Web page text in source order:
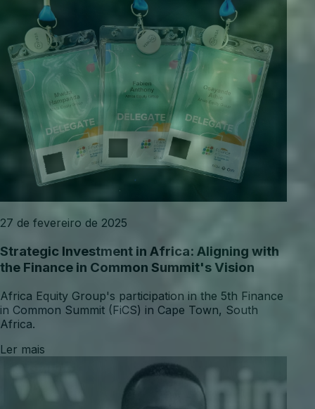
27 de fevereiro de 2025
Strategic Investment in Africa: Aligning with
the Finance in Common Summit's Vision
Africa Equity Group's participation in the 5th Finance
in Common Summit (FiCS) in Cape Town, South
Africa.
Ler mais